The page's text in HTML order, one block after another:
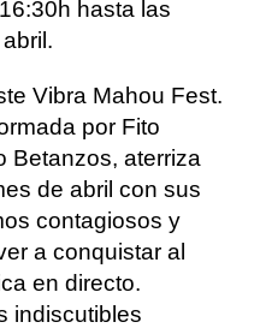
hasta las
Vibra Mahou Fest.
por Fito
Betanzos, aterriza
de abril con sus
contagiosos y
a conquistar al
en directo.
indiscutibles